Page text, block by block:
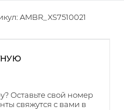
AMBR_XS7510021
Оставьте свой номер
свяжутся с вами в